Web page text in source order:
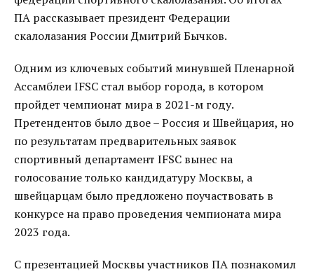
ПА рассказывает президент Федерации
скалолазания России Дмитрий Бычков.
Одним из ключевых событий минувшей Пленарной
Ассамблеи IFSC стал выбор города, в котором
пройдет чемпионат мира в 2021-м году.
Претендентов было двое – Россия и Швейцария, но
по результатам предварительных заявок
спортивный департамент IFSC вынес на
голосование только кандидатуру Москвы, а
швейцарцам было предложено поучаствовать в
конкурсе на право проведения чемпионата мира
2023 года.
С презентацией Москвы участников ПА познакомил